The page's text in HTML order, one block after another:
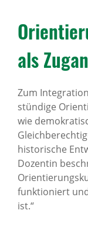
als
Zum
stündige
wie
historische
Dozentin
funktioniert
ist.“